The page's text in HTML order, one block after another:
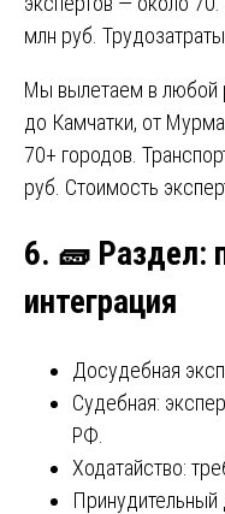
млн руб.
Мы вылетаем в любой
до Камчатки, от
70+ городов.
руб. Стоимость
6. 🧱 Раздел:
интеграция
Досудебная
Судебная:
РФ.
Ходатайство:
Принудительный